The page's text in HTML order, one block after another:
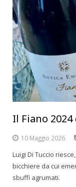
Il Fiano
10 Maggio 2026
Luigi Di Tuccio
bicchiere da cui
sbuffi agrumati.